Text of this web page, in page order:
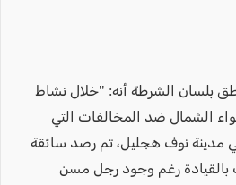
بلسان الشرطة أنه: "خلال نشاط
الشمال ضد المخالفات التي
مدينة نوف هجليل، تم رصد سائقة
بالقيادة رغم وجود رجل مسن